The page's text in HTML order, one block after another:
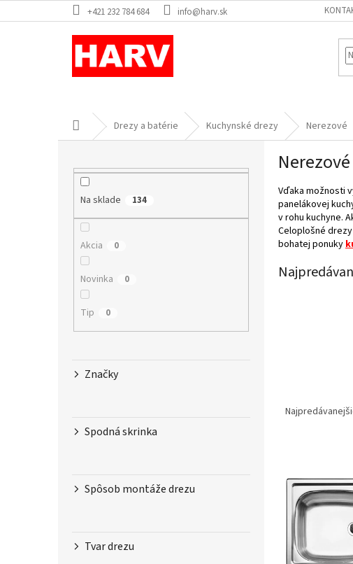
na
+421 232 784 684 info@harv.sk
DomovDrezy a batérie Kuchynské drezy Nerezové
Na sklade 134
Akcia 0
Novinka 0
Tip 0
Značky
Spodná skrinka
Spôsob montáže drezu
Tvar drezu
Vďaka možnosti
panelákovej
v rohu kuchyne.
Celoplošné
bohatej ponuky